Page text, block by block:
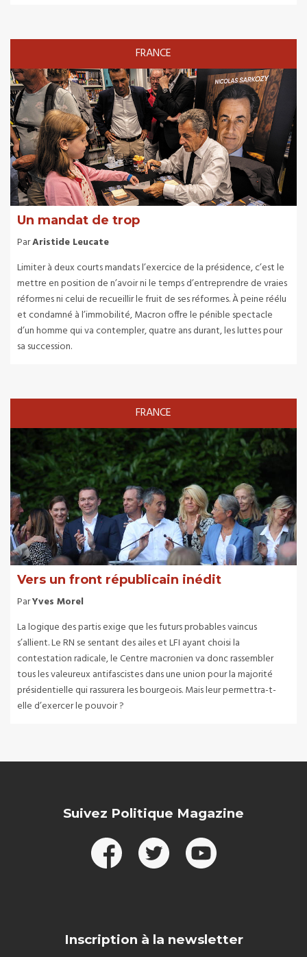
FRANCE
Un mandat de trop
ParAristide Leucate
Limiter à deux courts mandats l’exercice de la présidence, c’est le
mettre en position de n’avoir ni le temps d’entreprendre de vraies
réformes ni celui de recueillir le fruit de ses réformes. À peine réélu
et condamné à l’immobilité, Macron offre le pénible spectacle
d’un homme qui va contempler, quatre ans durant, les luttes pour
sa succession.
FRANCE
Vers un front républicain inédit
ParYves Morel
La logique des partis exige que les futurs probables vaincus
s’allient. Le RN se sentant des ailes et LFI ayant choisi la
contestation radicale, le Centre macronien va donc rassembler
tous les valeureux antifascistes dans une union pour la majorité
présidentielle qui rassurera les bourgeois. Mais leur permettra-t-
elle d’exercer le pouvoir ?
Suivez Politique Magazine
Inscription à la newsletter